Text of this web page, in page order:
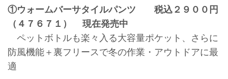
①ウォームバーサタイルパンツ 税込２９００円
（４７６７１） 現在発売中
ペットボトルも楽々入る大容量ポケット、さらに
防風機能＋裏フリースで冬の作業・アウトドアに最
適